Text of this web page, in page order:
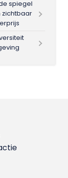
spiegel
zichtbaar